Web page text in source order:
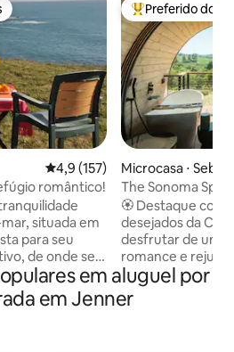
4,9 de uma avaliação média de
4,9 (157)
romântico!
situada em
para seu
de onde se
e o vasto
observa o
Entre os
Preferido dos
Microcasa ⋅
The Sonoma
sauna
🏵️ Destaque
desejados da
desfrutar de um
romance e
Nosso Sonoma
deslumbrante,
pela Artistree
em aluguel por
em Jenner